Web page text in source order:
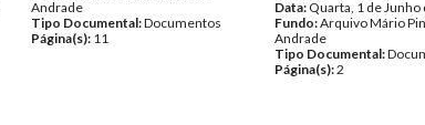
Andrade
Tipo Documental:Documentos
Página(s): 11
Data: Quarta, 1 de Junho
Fundo:Arquivo Mário
Andrade
Tipo Documental:
Página(s):2